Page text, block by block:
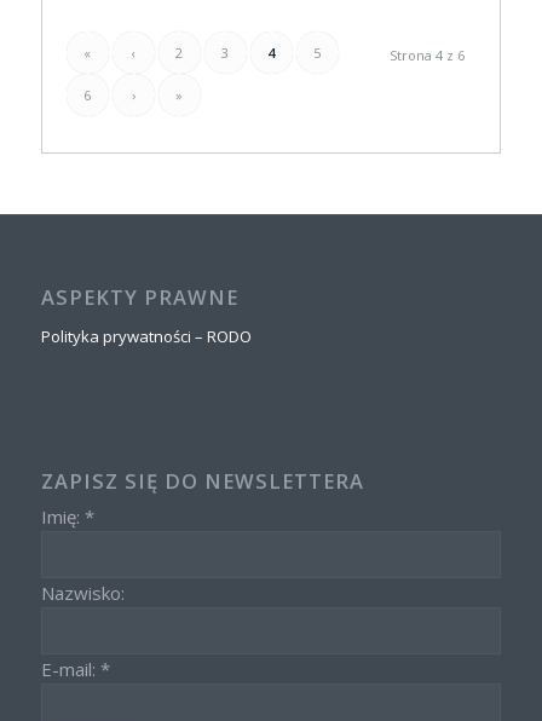
Strona 4 z 6
« ‹ 2 3 4 5
6 › »
ASPEKTY PRAWNE
Polityka prywatności – RODO
ZAPISZ SIĘ DO NEWSLETTERA
Imię: *
Nazwisko:
E-mail: *